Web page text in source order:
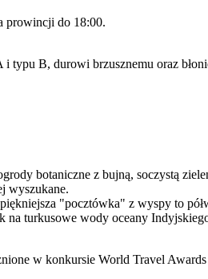
prowincji do 18:00.
typu B, durowi brzusznemu oraz
botaniczne z bujną, soczystą
wyszukane.
"pocztówka" z wyspy to
turkusowe wody oceany
w konkursie World Travel